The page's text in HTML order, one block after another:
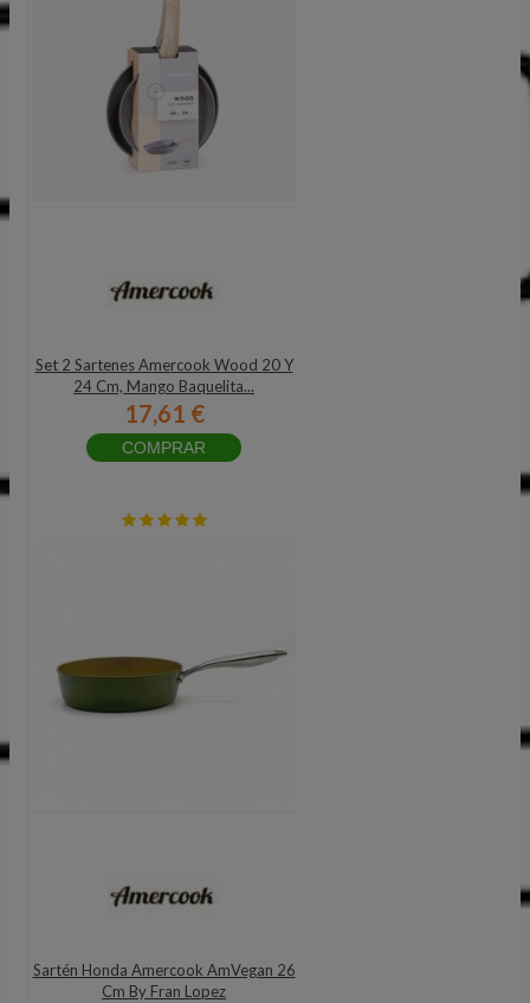
Set 2 Sartenes Amercook Wood 20 Y
24 Cm, Mango Baquelita...
17,61 €
COMPRAR
Sartén Honda Amercook AmVegan 26
Cm By Fran Lopez